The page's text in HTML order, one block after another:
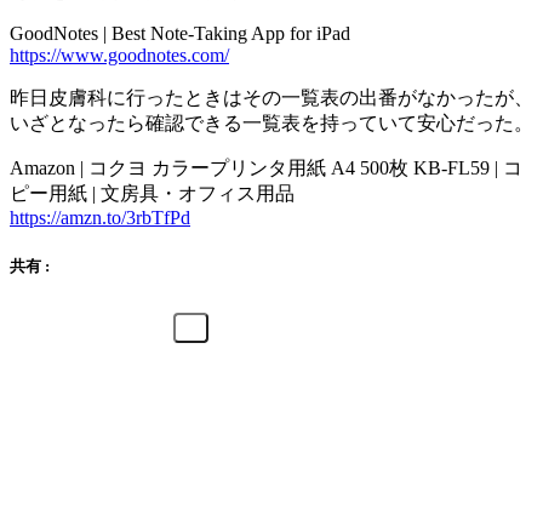
GoodNotes | Best Note-Taking App for iPad
https://www.goodnotes.com/
昨日皮膚科に行ったときはその一覧表の出番がなかったが、
いざとなったら確認できる一覧表を持っていて安心だった。
Amazon | コクヨ カラープリンタ用紙 A4 500枚 KB-FL59 | コ
ピー用紙 | 文房具・オフィス用品
https://amzn.to/3rbTfPd
共有 :